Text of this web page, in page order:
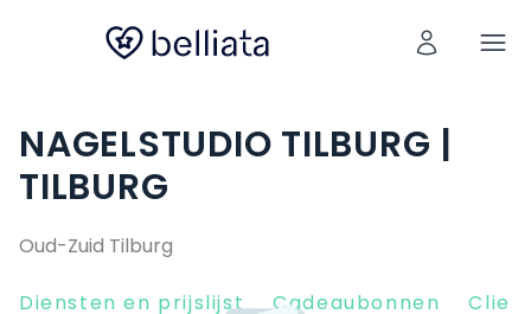
NAGELSTUDIO TILBURG |
TILBURG
Oud-Zuid Tilburg
Diensten en prijslijst Cadeaubonnen